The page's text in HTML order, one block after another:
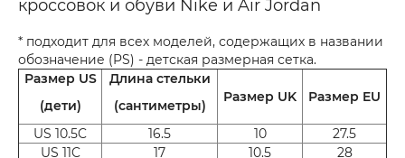
кроссовок и обуви Nike и Air Jordan
* подходит для всех моделей, содержащих в названии
обозначение (PS) - детская размерная сетка.
Размер US
(дети)
Длина стельки
(сантиметры)
Размер UK Размер EU
US 10.5C 16.5 10
27.5
US 11C
17 10.5
28